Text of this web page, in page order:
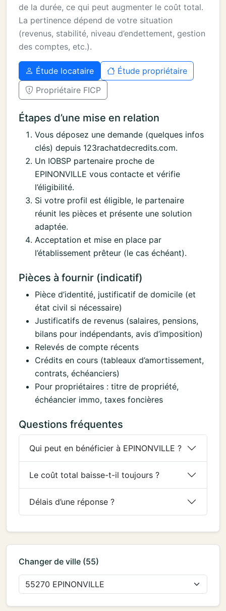
de la durée, ce qui peut augmenter le coût total.
La pertinence dépend de votre situation
(revenus, stabilité, niveau d’endettement, gestion
des comptes, etc.).
Étude locataire
Étude propriétaire
Propriétaire FICP
Étapes d’une mise en relation
Vous déposez une demande (quelques infos
clés) depuis 123rachatdecredits.com.
Un IOBSP partenaire proche de
EPINONVILLE vous contacte et vérifie
l’éligibilité.
Si votre profil est éligible, le partenaire
réunit les pièces et présente une solution
adaptée.
Acceptation et mise en place par
l’établissement prêteur (le cas échéant).
Pièces à fournir (indicatif)
Pièce d’identité, justificatif de domicile (et
état civil si nécessaire)
Justificatifs de revenus (salaires, pensions,
bilans pour indépendants, avis d’imposition)
Relevés de compte récents
Crédits en cours (tableaux d’amortissement,
contrats, échéanciers)
Pour propriétaires : titre de propriété,
échéancier immo, taxes foncières
Questions fréquentes
Qui peut en bénéficier à EPINONVILLE ?
Le coût total baisse-t-il toujours ?
Délais d’une réponse ?
Changer de ville (55)